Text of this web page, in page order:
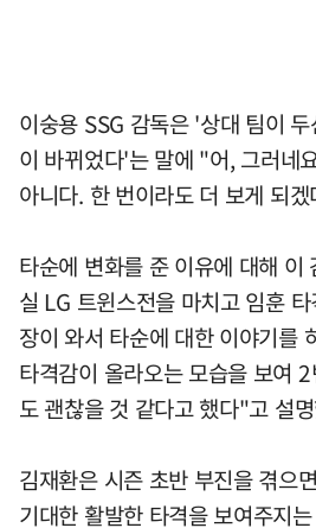
이숭용 SSG 감독은 '상대 팀이
이 바뀌었다'는 말에 "어, 그러네
아니다. 한 번이라도 더 보게 되
타순에 변화를 준 이유에 대해
실 LG 트윈스전을 마치고 임훈
장이 와서 타순에 대한 이야기를
타격감이 올라오는 모습을 보여
도 괜찮을 것 같다고 했다"고 설
김재환은 시즌 초반 부진을 겪으
기대한 활발한 타격을 보여주지